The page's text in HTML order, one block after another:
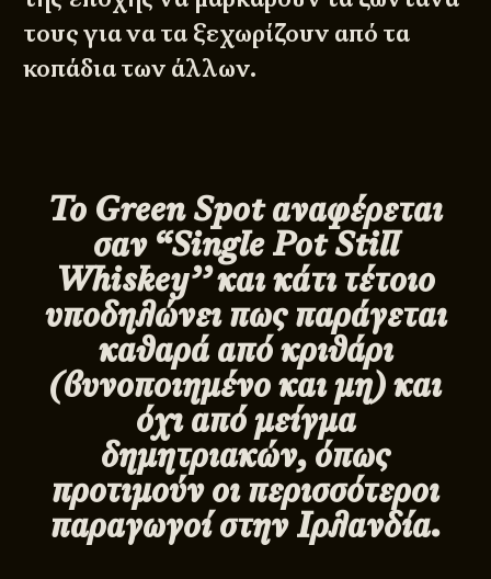
τους για να τα ξεχωρίζουν από τα
κοπάδια των άλλων.
Το Green Spotαναφέρεται
σαν “Single PotStill
Whiskey’’ και κάτι τέτοιο
υποδηλώνει πως παράγεται
καθαρά από κριθάρι
(βυνοποιημένο και μη) και
όχι από μείγμα
δημητριακών, όπως
προτιμούν οι περισσότεροι
παραγωγοί στην Ιρλανδία.